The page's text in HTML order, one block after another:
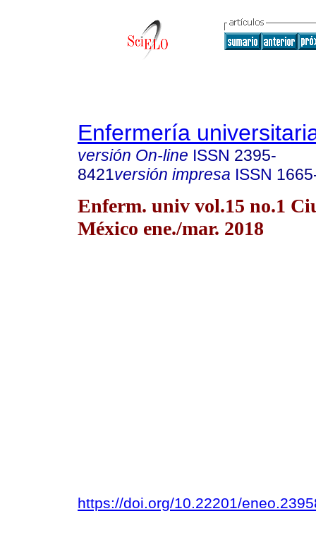
Enfermería
versión On-line ISSN 2395-
8421versión impresa ISSN
Enferm. univ vol.15 no.1
México ene./mar. 2018
https://doi.org/10.22201/